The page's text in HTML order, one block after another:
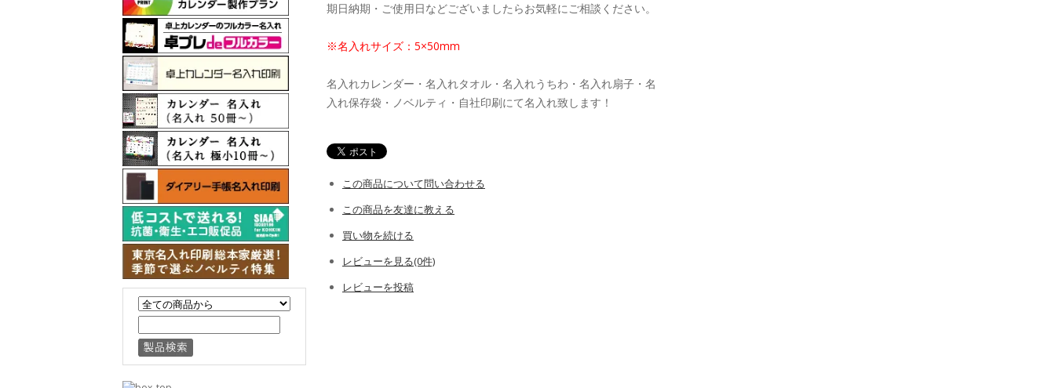
期日納期・ご使用日などございましたらお気軽にご相談ください。
※名入れサイズ：5×50mm
名入れカレンダー・名入れタオル・名入れうちわ・名入れ扇子・名
入れ保存袋・ノベルティ・自社印刷にて名入れ致します！
この商品について問い合わせる
この商品を友達に教える
買い物を続ける
レビューを見る(0件)
レビューを投稿